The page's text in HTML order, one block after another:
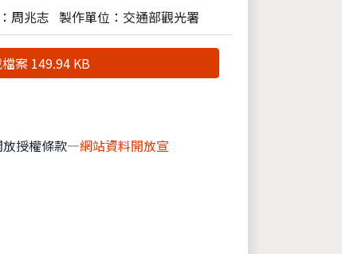
周兆志 製作單位：交通部觀光署
案 149.94 KB
放授權條款—網站資料開放宣